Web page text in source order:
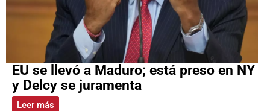
EU se llevó a Maduro; está preso en NY
y Delcy se juramenta
Leer más